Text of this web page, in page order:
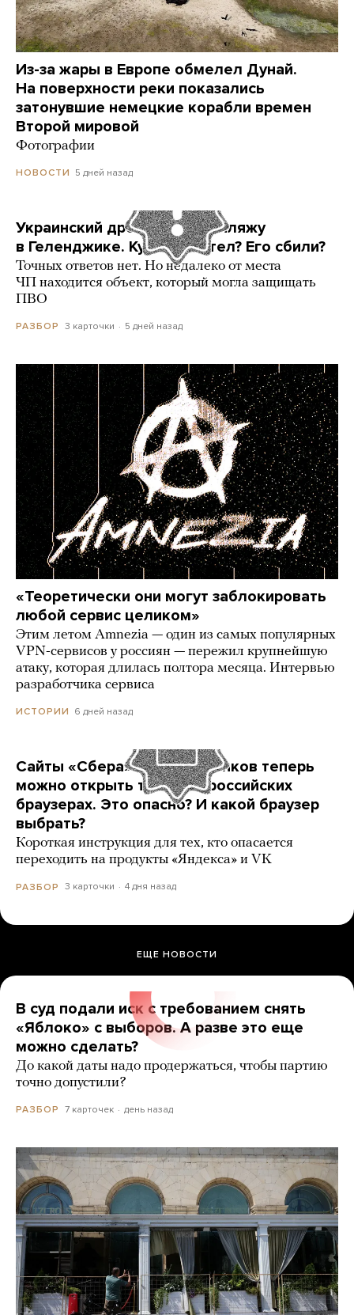
Из-за жары в Европе обмелел Дунай.
На поверхности реки показались
затонувшие немецкие корабли времен
Второй мировой
Фотографии
НОВОСТИ 5 дней назад
Украинский дрон попал по пляжу
в Геленджике. Куда он летел? Его сбили?
Точных ответов нет. Но недалеко от места
ЧП находится объект, который могла защищать
ПВО
РАЗБОР 3 карточки 5 дней назад
«Теоретически они могут заблокировать
любой сервис целиком»
Этим летом Amnezia — один из самых популярных
VPN-сервисов у россиян — пережил крупнейшую
атаку, которая длилась полтора месяца. Интервью
разработчика сервиса
ИСТОРИИ 6 дней назад
Сайты «Сбера» и других банков теперь
можно открыть только в российских
браузерах. Это опасно? И какой браузер
выбрать?
Короткая инструкция для тех, кто опасается
переходить на продукты «Яндекса» и VK
РАЗБОР 3 карточки 4 дня назад
ЕЩЕ НОВОСТИ
В суд подали иск с требованием снять
«Яблоко» с выборов. А разве это еще
можно сделать?
До какой даты надо продержаться, чтобы партию
точно допустили?
РАЗБОР 7 карточек день назад